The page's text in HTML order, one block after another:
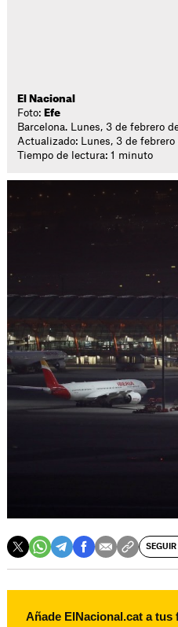
El Nacional
Foto: Efe
Barcelona. Lunes, 3 de febrero
Actualizado: Lunes, 3 de
Tiempo de lectura: 1 minuto
SEGUIR
Añade ElNacional.cat a tus